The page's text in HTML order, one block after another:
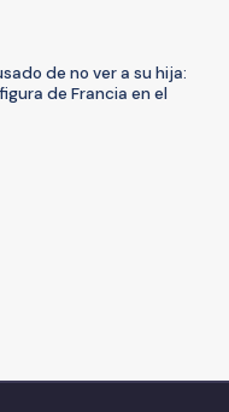
de no ver a su hija:
de Francia en el